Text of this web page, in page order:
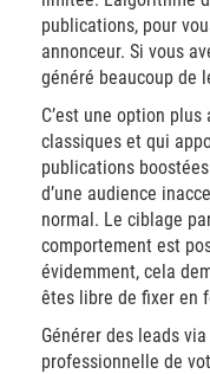
publications, pour
annonceur. Si vous
généré beaucoup de
C’est une option
classiques et qui
publications
d’une audience
normal. Le ciblage
comportement est
évidemment, cela
êtes libre de fixer en
Générer des leads
professionnelle de